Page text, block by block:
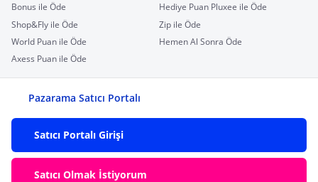
Bonus ile Öde
Hediye Puan Pluxee ile Öde
Shop&Fly ile Öde
Zip ile Öde
World Puan ile Öde
Hemen Al Sonra Öde
Axess Puan ile Öde
Pazarama Satıcı Portalı
Satıcı Portalı Girişi
Satıcı Olmak İstiyorum